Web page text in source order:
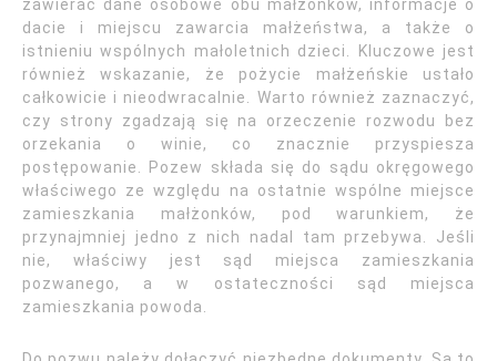
zawierać dane osobowe obu małżonków, informacje o
dacie i miejscu zawarcia małżeństwa, a także o
istnieniu wspólnych małoletnich dzieci. Kluczowe jest
również wskazanie, że pożycie małżeńskie ustało
całkowicie i nieodwracalnie. Warto również zaznaczyć,
czy strony zgadzają się na orzeczenie rozwodu bez
orzekania o winie, co znacznie przyspiesza
postępowanie. Pozew składa się do sądu okręgowego
właściwego ze względu na ostatnie wspólne miejsce
zamieszkania małżonków, pod warunkiem, że
przynajmniej jedno z nich nadal tam przebywa. Jeśli
nie, właściwy jest sąd miejsca zamieszkania
pozwanego, a w ostateczności sąd miejsca
zamieszkania powoda.